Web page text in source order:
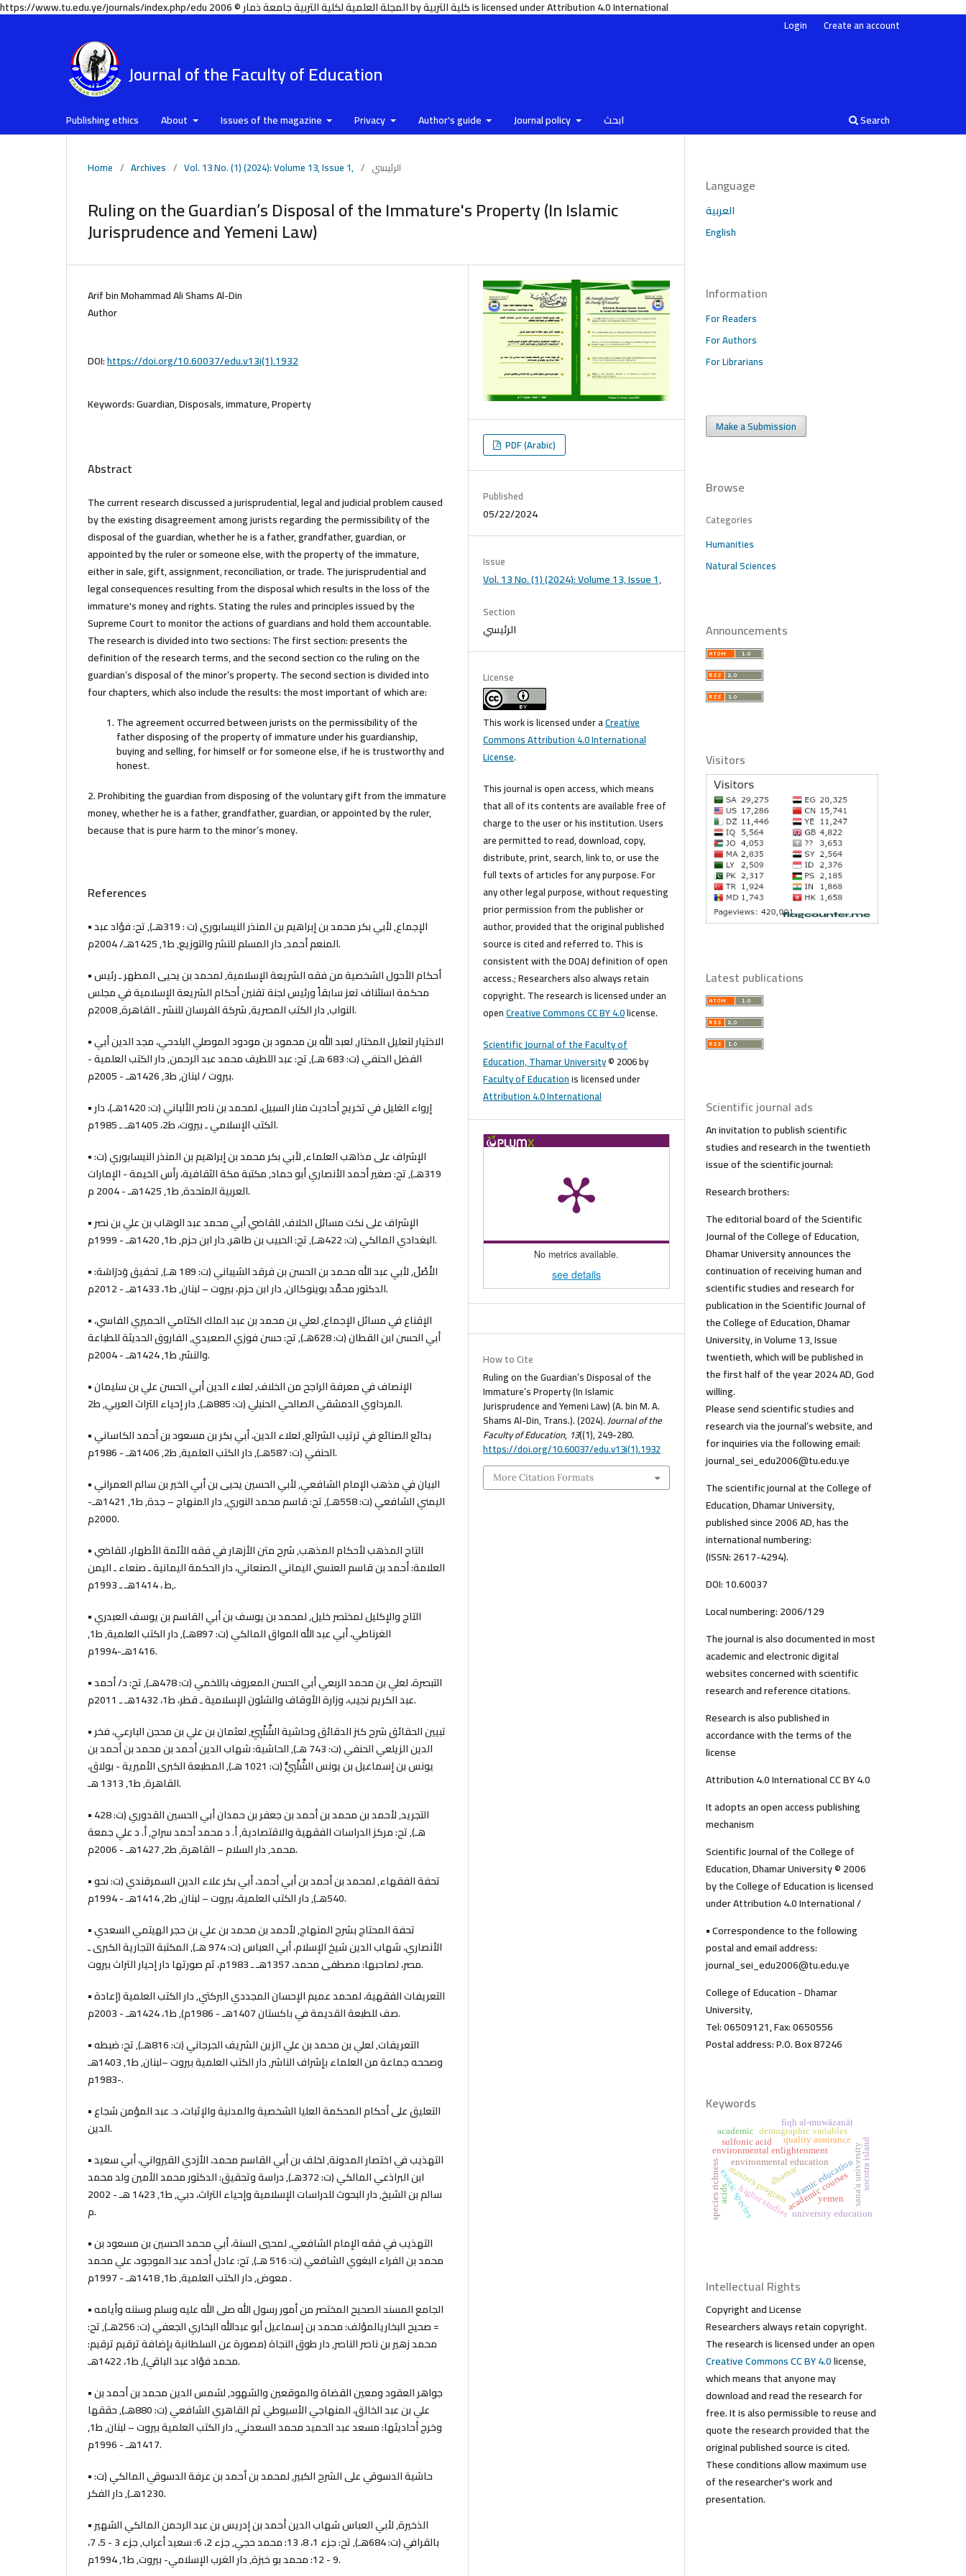
https://www.tu.edu.ye/journals/index.php/edu المجلة العلمية لكلية التربية جامعة ذمار © 2006 by كلية التربية is licensed under Attribution 4.0 International
Journal of the Faculty of Education
Publishing ethics About Issues of the magazine Privacy Author's guide Journal policy ابحث Search
Login Create an account
Home / Archives / Vol. 13 No. (1) (2024): Volume 13, Issue 1, / الرئيسي
Ruling on the Guardian’s Disposal of the Immature's Property (In Islamic
Jurisprudence and Yemeni Law)
Arif bin Mohammad Ali Shams Al-Din
Author
DOI:https://doi.org/10.60037/edu.v13i(1).1932
Keywords:Guardian, Disposals, immature, Property
Abstract
The current research discussed a jurisprudential, legal and judicial problem caused
by the existing disagreement among jurists regarding the permissibility of the
disposal of the guardian, whether he is a father, grandfather, guardian, or
appointed by the ruler or someone else, with the property of the immature,
either in sale, gift, assignment, reconciliation, or trade. The jurisprudential and
legal consequences resulting from the disposal which results in the loss of the
immature's money and rights. Stating the rules and principles issued by the
Supreme Court to monitor the actions of guardians and hold them accountable.
The research is divided into two sections: The first section: presents the
definition of the research terms, and the second section co the ruling on the
guardian’s disposal of the minor’s property. The second section is divided into
four chapters, which also include the results: the most important of which are:
The agreement occurred between jurists on the permissibility of the
father disposing of the property of immature under his guardianship,
buying and selling, for himself or for someone else, if he is trustworthy and
honest.
2. Prohibiting the guardian from disposing of the voluntary gift from the immature
money, whether he is a father, grandfather, guardian, or appointed by the ruler,
because that is pure harm to the minor’s money.
References
• الإجماع, لأبي بكر محمد بن إبراهيم بن المنذر النيسابوري (ت : 319هـ), تح: فؤاد عبد
المنعم أحمد, دار المسلم للنشر والتوزيع, ط1, 1425هـ/ 2004م.
• أحكام الأحول الشخصية من فقه الشريعة الإسلامية, لمحمد بن يحيى المطهر ـ رئيس
محكمة استئناف تعز سابقاً ورئيس لجنة تقنين أحكام الشريعة الإسلامية في مجلس
النواب, دار الكتب المصرية, شركة الفرسان للنشر ـ القاهرة, 2008م.
• الاختيار لتعليل المختار, لعبد الله بن محمود بن مودود الموصلي البلدحي، مجد الدين أبي
الفضل الحنفي (ت: 683 هـ), تح: عبد اللطيف محمد عبد الرحمن, دار الكتب العلمية -
بيروت / لبنان, ط3, 1426هـ - 2005م.
• إرواء الغليل في تخريج أحاديث منار السبيل، لمحمد بن ناصر الألباني (ت: 1420هـ)، دار
الكتب الإسلامي ـ بيروت، ط2، 1405هـ ـ 1985م.
• الإشراف على مذاهب العلماء, لأبي بكر محمد بن إبراهيم بن المنذر النيسابوري (ت:
319هـ), تح: صغير أحمد الأنصاري أبو حماد, مكتبة مكة الثقافية، رأس الخيمة - الإمارات
العربية المتحدة, ط1, 1425هـ - 2004 م.
• الإشراف على نكت مسائل الخلاف, للقاضي أبي محمد عبد الوهاب بن علي بن نصر
البغدادي المالكي (ت: 422هـ), تح: الحبيب بن طاهر, دار ابن حزم, ط1, 1420هـ - 1999م.
• الأَصْلُ, لأبي عبد الله محمد بن الحسن بن فرقد الشيباني (ت: 189 هـ), تحقيق وَدرَاسَة:
الدكتور محمَّد بوينوكالن, دار ابن حزم، بيروت – لبنان, ط1، 1433هـ - 2012م.
• الإقناع في مسائل الإجماع, لعلي بن محمد بن عبد الملك الكتامي الحميري الفاسي،
أبي الحسن ابن القطان (ت: 628هـ), تح: حسن فوزي الصعيدي, الفاروق الحديثة للطباعة
والنشر, ط1, 1424هـ - 2004م.
• الإنصاف في معرفة الراجح من الخلاف, لعلاء الدين أبي الحسن علي بن سليمان
المرداوي الدمشقي الصالحي الحنبلي (ت: 885هـ), دار إحياء التراث العربي, ط2.
• بدائع الصنائع في ترتيب الشرائع, لعلاء الدين، أبي بكر بن مسعود بن أحمد الكاساني
الحنفي (ت: 587هـ), دار الكتب العلمية, ط2, 1406هـ - 1986م.
• البيان في مذهب الإمام الشافعي, لأبي الحسين يحيى بن أبي الخير بن سالم العمراني
اليمني الشافعي (ت: 558هـ), تح: قاسم محمد النوري, دار المنهاج – جدة, ط1, 1421هـ-
2000م.
• التاج المذهب لأحكام المذهب, شرح متن الأزهار في فقه الأئمة الأطهار، للقاضي
العلامة: أحمد بن قاسم العنسي اليماني الصنعاني، دار الحكمة اليمانية ـ صنعاء ـ اليمن
,ط ، 1414هـ ـ 1993م.
• التاج والإكليل لمختصر خليل, لمحمد بن يوسف بن أبي القاسم بن يوسف العبدري
الغرناطي، أبي عبد الله المواق المالكي (ت: 897هـ), دار الكتب العلمية, ط1,
1416هـ-1994م.
• التبصرة، لعلي بن محمد الربعي أبي الحسن المعروف باللخمي (ت: 478هـ), تح: د/ أحمد
عبد الكريم نجيب، وزارة الأوقاف والشئون الإسلامية ـ قطر، ط1، 1432هـ ـ 2011م.
• تبيين الحقائق شرح كنز الدقائق وحاشية الشِّلْبِيِّ, لعثمان بن علي بن محجن البارعي، فخر
الدين الزيلعي الحنفي (ت: 743 هـ), الحاشية: شهاب الدين أحمد بن محمد بن أحمد بن
يونس بن إسماعيل بن يونس الشِّلْبِيُّ (ت: 1021 هـ), المطبعة الكبرى الأميرية - بولاق،
القاهرة, ط1, 1313 هـ.
• التجريد, لأحمد بن محمد بن أحمد بن جعفر بن حمدان أبي الحسين القدوري (ت: 428
هـ), تح: مركز الدراسات الفقهية والاقتصادية, أ. د محمد أحمد سراج, أ. د علي جمعة
محمد, دار السلام – القاهرة, ط2, 1427هـ - 2006م.
• تحفة الفقهاء, لمحمد بن أحمد بن أبي أحمد، أبي بكر علاء الدين السمرقندي (ت: نحو
540هـ), دار الكتب العلمية، بيروت – لبنان, ط2, 1414هـ - 1994م.
• تحفة المحتاج بشرح المنهاج, لأحمد بن محمد بن علي بن حجر الهيتمي السعدي
الأنصاري، شهاب الدين شيخ الإسلام، أبي العباس (ت: 974 هـ), المكتبة التجارية الكبرى ـ
مصر، لصاحبها: مصطفى محمد، 1357هـ ـ 1983م، ثم صورتها دار إحيار التراث بيروت.
• التعريفات الفقهية، لمحمد عميم الإحسان المجددي البركتي, دار الكتب العلمية (إعادة
صف للطبعة القديمة في باكستان 1407هـ - 1986م), ط1، 1424هـ - 2003م.
• التعريفات, لعلي بن محمد بن علي الزين الشريف الجرجاني (ت: 816هـ), تح: ضبطه
وصححه جماعة من العلماء بإشراف الناشر, دار الكتب العلمية بيروت –لبنان, ط1, 1403هـ
-1983م.
• التعليق على أحكام المحكمة العليا الشخصية والمدنية والإثبات، د. عبد المؤمن شجاع
الدين.
• التهذيب في اختصار المدونة, لخلف بن أبي القاسم محمد، الأزدي القيرواني، أبي سعيد
ابن البراذعي المالكي (ت: 372هـ), دراسة وتحقيق: الدكتور محمد الأمين ولد محمد
سالم بن الشيخ, دار البحوث للدراسات الإسلامية وإحياء التراث، دبي, ط1, 1423 هـ - 2002
م.
• التهذيب في فقه الإمام الشافعي, لمحيي السنة، أبي محمد الحسين بن مسعود بن
محمد بن الفراء البغوي الشافعي (ت: 516 هـ), تح: عادل أحمد عبد الموجود، علي محمد
معوض, دار الكتب العلمية, ط1, 1418هـ - 1997م .
• الجامع المسند الصحيح المختصر من أمور رسول الله صلى الله عليه وسلم وسننه وأيامه
= صحيح البخاريالمؤلف: محمد بن إسماعيل أبو عبدالله البخاري الجعفي (ت: 256هـ), تح:
محمد زهير بن ناصر الناصر, دار طوق النجاة (مصورة عن السلطانية بإضافة ترقيم ترقيم:
محمد فؤاد عبد الباقي), ط1، 1422هـ.
• جواهر العقود ومعين القضاة والموقعين والشهود, لشمس الدين محمد بن أحمد بن
علي بن عبد الخالق، المنهاجي الأسيوطي ثم القاهري الشافعي (ت: 880هـ), حققها
وخرج أحاديثها: مسعد عبد الحميد محمد السعدني, دار الكتب العلمية بيروت – لبنان, ط1,
1417هـ - 1996م.
• حاشية الدسوقي على الشرح الكبير, لمحمد بن أحمد بن عرفة الدسوقي المالكي (ت:
1230هـ), دار الفكر.
• الذخيرة, لأبي العباس شهاب الدين أحمد بن إدريس بن عبد الرحمن المالكي الشهير
بالقرافي (ت: 684هـ), تح: جزء 1، 8، 13: محمد حجي, جزء 2، 6: سعيد أعراب, جزء 3 - 5، 7،
9 - 12: محمد بو خبزة, دار الغرب الإسلامي- بيروت, ط1, 1994م.
PDF (Arabic)
Published
05/22/2024
Issue
Vol. 13 No. (1) (2024): Volume 13, Issue 1,
Section
الرئيسي
License
This work is licensed under aCreative
Commons Attribution 4.0 International
License.
This journal is open access, which means
that all of its contents are available free of
charge to the user or his institution. Users
are permitted to read, download, copy,
distribute, print, search, link to, or use the
full texts of articles for any purpose. For
any other legal purpose, without requesting
prior permission from the publisher or
author, provided that the original published
source is cited and referred to. This is
consistent with the DOAJ definition of open
access.; Researchers also always retain
copyright. The research is licensed under an
openCreative Commons CC BY 4.0license.
Scientific Journal of the Faculty of
Education, Thamar University© 2006 by
Faculty of Educationis licensed under
Attribution 4.0 International
No metrics available.
see details
How to Cite
Ruling on the Guardian’s Disposal of the
Immature’s Property (In Islamic
Jurisprudence and Yemeni Law) (A. bin M. A.
Shams Al-Din, Trans.). (2024).Journal of the
Faculty of Education, 13((1), 249-280.
https://doi.org/10.60037/edu.v13i(1).1932
More Citation Formats
Language
العربية
English
Information
For Readers
For Authors
For Librarians
Make a Submission
Browse
Categories
Humanities
Natural Sciences
Announcements
Visitors
Latest publications
Scientific journal ads
An invitation to publish scientific
studies and research in the twentieth
issue of the scientific journal:
Research brothers:
The editorial board of the Scientific
Journal of the College of Education,
Dhamar University announces the
continuation of receiving human and
scientific studies and research for
publication in the Scientific Journal of
the College of Education, Dhamar
University, in Volume 13, Issue
twentieth, which will be published in
the first half of the year 2024 AD, God
willing.
Please send scientific studies and
research via the journal’s website, and
for inquiries via the following email:
journal_sei_edu2006@tu.edu.ye
The scientific journal at the College of
Education, Dhamar University,
published since 2006 AD, has the
international numbering:
(ISSN: 2617-4294).
DOI: 10.60037
Local numbering: 2006/129
The journal is also documented in most
academic and electronic digital
websites concerned with scientific
research and reference citations.
Research is also published in
accordance with the terms of the
license
Attribution 4.0 International CC BY 4.0
It adopts an open access publishing
mechanism
Scientific Journal of the College of
Education, Dhamar University © 2006
by the College of Education is licensed
under Attribution 4.0 International /
• Correspondence to the following
postal and email address:
journal_sei_edu2006@tu.edu.ye
College of Education - Dhamar
University,
Tel: 06509121, Fax: 0650556
Postal address: P.O. Box 87246
Keywords
environmental education
environmental enlightenment
academic courses
university education
master's programislamic educationsana'a universitysocotra island
yemen
exotic species
species richness dhamar
quality assurance
higher studies
demographic variables
fiqh al-muwāzanāt
acids
sulfonic acid
academic
Intellectual Rights
Copyright and License
Researchers always retain copyright.
The research is licensed under an open
Creative Commons CC BY 4.0license,
which means that anyone may
download and read the research for
free. It is also permissible to reuse and
quote the research provided that the
original published source is cited.
These conditions allow maximum use
of the researcher's work and
presentation.